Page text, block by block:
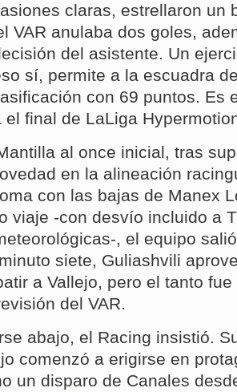
claras, estrellaron un
VAR anulaba dos goles,
del asistente. Un
sí, permite a la escuadra
con 69 puntos. Es
el final de LaLiga
al once inicial, tras
en la alineación
con las bajas de Manex
viaje -con desvío incluido a
, el equipo
siete, Guliashvili
a Vallejo, pero el tanto
del VAR.
abajo, el Racing insistió.
comenzó a erigirse en
un disparo de Canales